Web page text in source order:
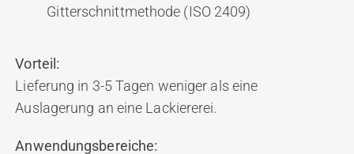
Gitterschnittmethode (ISO 2409)
Vorteil:
Lieferung in 3-5 Tagen weniger als eine
Auslagerung an eine Lackiererei.
Anwendungsbereiche: